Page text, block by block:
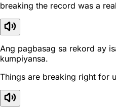
breaking the record was a
Ang pagbasag sa rekord ay
kumpiyansa.
Things are breaking right for